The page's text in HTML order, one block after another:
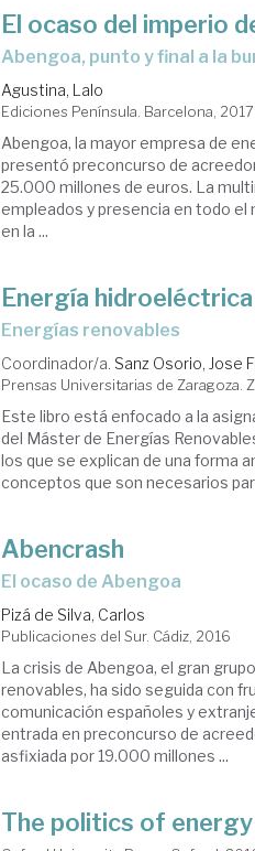
El ocaso del imperio
Abengoa, punto y final a la
Agustina, Lalo
Ediciones Península. Barcelona, 2017
Abengoa, la mayor empresa de
presentó preconcurso de
25.000 millones de euros. La
empleados y presencia en todo el
en la ...
Energía hidroeléctrica
energías renovables
Coordinador/a. Sanz Osorio, Jose
Prensas Universitarias de Zaragoza.
Este libro está enfocado a la
del Máster de Energías
los que se explican de una forma
conceptos que son necesarios
Abencrash
el ocaso de Abengoa
Pizá de Silva, Carlos
Publicaciones del Sur. Cádiz, 2016
La crisis de Abengoa, el gran
renovables, ha sido seguida con
comunicación españoles y
entrada en preconcurso de
asfixiada por 19.000 millones ...
The politics of